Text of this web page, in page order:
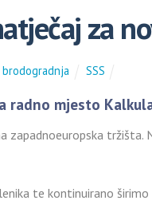
za
SSS
radno mjesto
te kontinuirano